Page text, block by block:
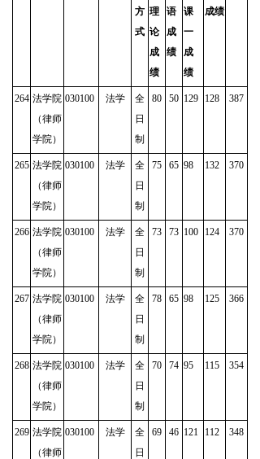
方
式
理
论
成
绩
语
成
绩
课
一
成
绩
成绩
264 法学院
（律师
学院）
030100 法学
全
日
制
80 50 129 128 387
265 法学院
（律师
学院）
030100 法学
全
日
制
75 65 98 132 370
266 法学院
（律师
学院）
030100 法学
全
日
制
73 73 100 124 370
267 法学院
（律师
学院）
030100 法学
全
日
制
78 65 98 125 366
268 法学院
（律师
学院）
030100 法学
全
日
制
70 74 95 115 354
269 法学院
（律师
030100 法学
全
日
69 46 121 112 348